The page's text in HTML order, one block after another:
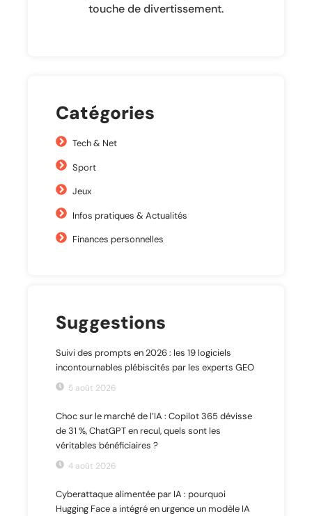
touche de divertissement.
Catégories
Tech & Net
Sport
Jeux
Infos pratiques & Actualités
Finances personnelles
Suggestions
Suivi des prompts en 2026 : les 19 logiciels
incontournables plébiscités par les experts GEO
5 août 2026
Choc sur le marché de l’IA : Copilot 365 dévisse
de 31 %, ChatGPT en recul, quels sont les
véritables bénéficiaires ?
4 août 2026
Cyberattaque alimentée par IA : pourquoi
Hugging Face a intégré en urgence un modèle IA